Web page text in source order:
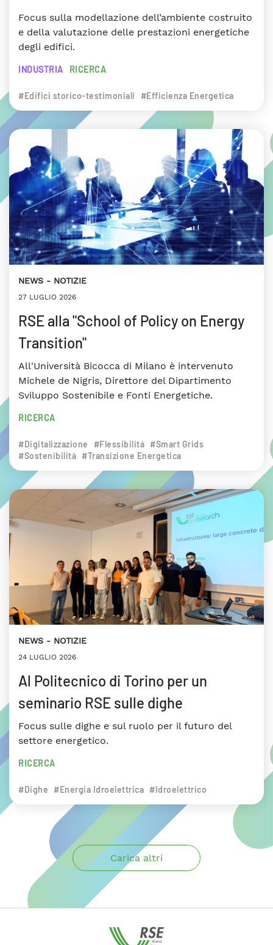
Focus sulla modellazione dell’ambiente costruito
e della valutazione delle prestazioni energetiche
degli edifici.
INDUSTRIA RICERCA
#Edifici storico-testimoniali #Efficienza Energetica
NEWS NOTIZIE
27 LUGLIO 2026
RSE alla "School of Policy on Energy
Transition"
All'Università Bicocca di Milano è intervenuto
Michele de Nigris, Direttore del Dipartimento
Sviluppo Sostenibile e Fonti Energetiche.
RICERCA
#Digitalizzazione #Flessibilità #Smart Grids
#Sostenibilità #Transizione Energetica
NEWS NOTIZIE
24 LUGLIO 2026
Al Politecnico di Torino per un
seminario RSE sulle dighe
Focus sulle dighe e sul ruolo per il futuro del
settore energetico.
RICERCA
#Dighe #Energia Idroelettrica #Idroelettrico
Carica altri